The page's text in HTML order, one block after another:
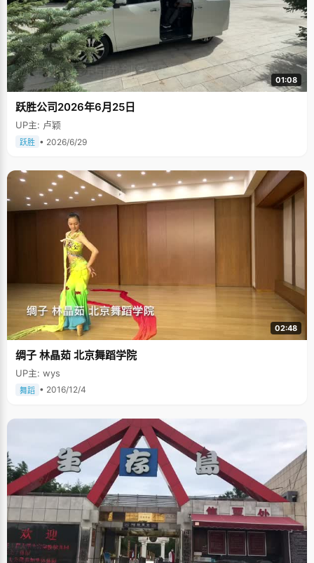
01:08
跃胜公司2026年6月25日
UP主: 卢颖
跃胜 • 2026/6/29
02:48
绸子 林晶茹 北京舞蹈学院
UP主: wys
舞蹈 • 2016/12/4